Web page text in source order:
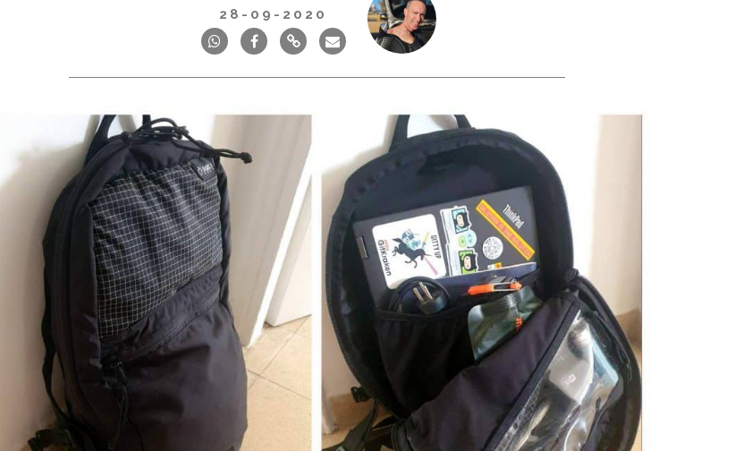
28-09-2020